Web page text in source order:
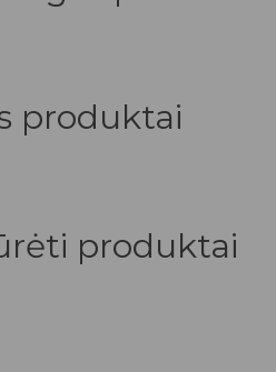
produktai
produktai